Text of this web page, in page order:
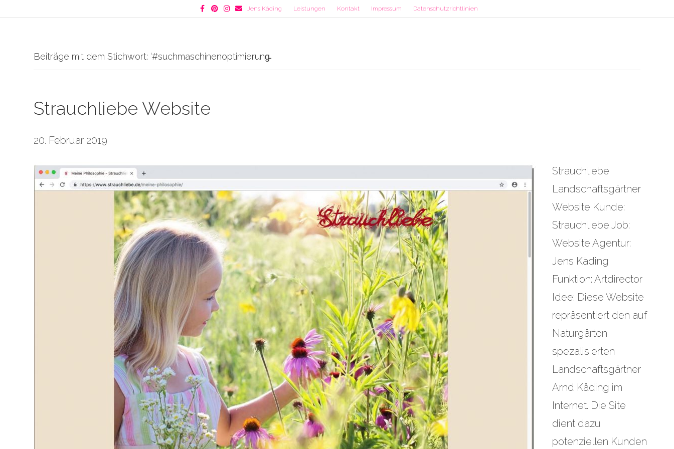
FacebookPinterestInstagram
Email Jens Käding Leistungen Kontakt Impressum Datenschutzrichtlinien
Beiträge mit dem Stichwort: ‘#suchmaschinenoptimierung̵
Strauchliebe Website
20. Februar 2019
Strauchliebe
Landschaftsgärtner
Website Kunde:
Strauchliebe Job:
Website Agentur:
Jens Käding
Funktion: Artdirector
Idee: Diese Website
repräsentiert den auf
Naturgärten
spezalisierten
Landschaftsgärtner
Arnd Käding im
Internet. Die Site
dient dazu
potenziellen Kunden